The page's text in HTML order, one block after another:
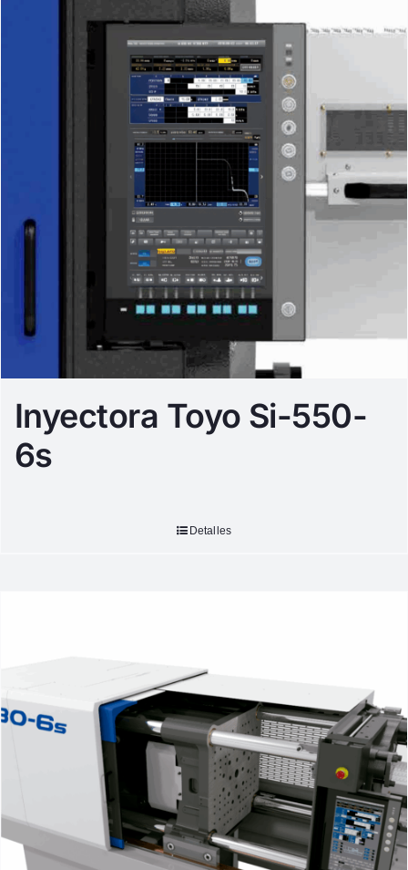
Inyectora Toyo Si-550-
6s
Detalles